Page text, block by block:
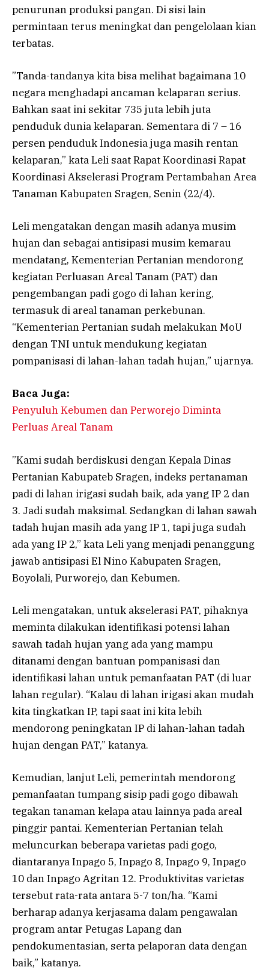
penurunan produksi pangan. Di sisi lain
permintaan terus meningkat dan pengelolaan kian
terbatas.
”Tanda-tandanya kita bisa melihat bagaimana 10
negara menghadapi ancaman kelaparan serius.
Bahkan saat ini sekitar 735 juta lebih juta
penduduk dunia kelaparan. Sementara di 7 – 16
persen penduduk Indonesia juga masih rentan
kelaparan,” kata Leli saat Rapat Koordinasi Rapat
Koordinasi Akselerasi Program Pertambahan Area
Tanaman Kabupaten Sragen, Senin (22/4).
Leli mengatakan dengan masih adanya musim
hujan dan sebagai antisipasi musim kemarau
mendatang, Kementerian Pertanian mendorong
kegiatan Perluasan Areal Tanam (PAT) dan
pengembangan padi gogo di lahan kering,
termasuk di areal tanaman perkebunan.
“Kementerian Pertanian sudah melakukan MoU
dengan TNI untuk mendukung kegiatan
pompanisasi di lahan-lahan tadah hujan,” ujarnya.
Baca Juga:
Penyuluh Kebumen dan Perworejo Diminta
Perluas Areal Tanam
”Kami sudah berdiskusi dengan Kepala Dinas
Pertanian Kabupateb Sragen, indeks pertanaman
padi di lahan irigasi sudah baik, ada yang IP 2 dan
3. Jadi sudah maksimal. Sedangkan di lahan sawah
tadah hujan masih ada yang IP 1, tapi juga sudah
ada yang IP 2,” kata Leli yang menjadi penanggung
jawab antisipasi El Nino Kabupaten Sragen,
Boyolali, Purworejo, dan Kebumen.
Leli mengatakan, untuk akselerasi PAT, pihaknya
meminta dilakukan identifikasi potensi lahan
sawah tadah hujan yang ada yang mampu
ditanami dengan bantuan pompanisasi dan
identifikasi lahan untuk pemanfaatan PAT (di luar
lahan regular). “Kalau di lahan irigasi akan mudah
kita tingkatkan IP, tapi saat ini kita lebih
mendorong peningkatan IP di lahan-lahan tadah
hujan dengan PAT,” katanya.
Kemudian, lanjut Leli, pemerintah mendorong
pemanfaatan tumpang sisip padi gogo dibawah
tegakan tanaman kelapa atau lainnya pada areal
pinggir pantai. Kementerian Pertanian telah
meluncurkan beberapa varietas padi gogo,
diantaranya Inpago 5, Inpago 8, Inpago 9, Inpago
10 dan Inpago Agritan 12. Produktivitas varietas
tersebut rata-rata antara 5-7 ton/ha. “Kami
berharap adanya kerjasama dalam pengawalan
program antar Petugas Lapang dan
pendokumentasian, serta pelaporan data dengan
baik,” katanya.